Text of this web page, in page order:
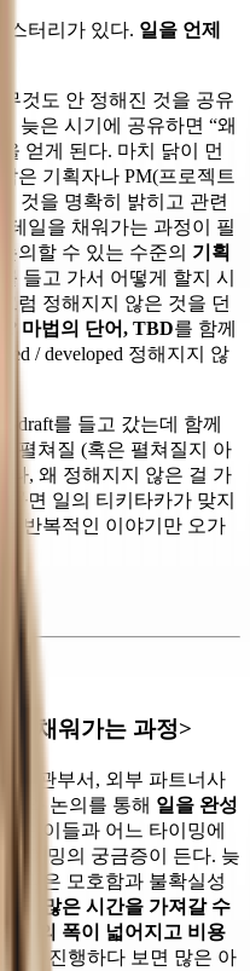
스터리가 있다. 일을 언제
것도 안 정해진 것을 공유
, 늦은 시기에 공유하면 “왜
얻게 된다. 마치 닭이 먼
은 기획자나 PM(프로젝트
것을 명확히 밝히고 관련
일을 채워가는 과정이 필
의할 수 있는 수준의 기획
들고 가서 어떻게 할지 시
럼 정해지지 않은 것을 던
? 마법의 단어, TBD를 함께
/ developed 정해지지 않
draft를 들고 갔는데 함께
펼쳐질 (혹은 펼쳐질지 아
나, 왜 정해지지 않은 걸 가
면 일의 티키타카가 맞지
반복적인 이야기만 오가
채워가는 과정>
유관부서, 외부 파트너사
와 논의를 통해 일을 완성
또 이들과 어느 타이밍에
이밍의 궁금증이 든다. 늦
밍은 모호함과 불확실성
더 많은 시간을 가져갈 수
택의 폭이 넓어지고 비용
트를 진행하다 보면 많은 아